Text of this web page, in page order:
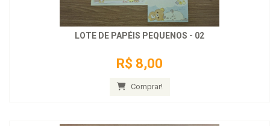
LOTE DE PAPÉIS PEQUENOS - 02
R$ 8,00
Comprar!